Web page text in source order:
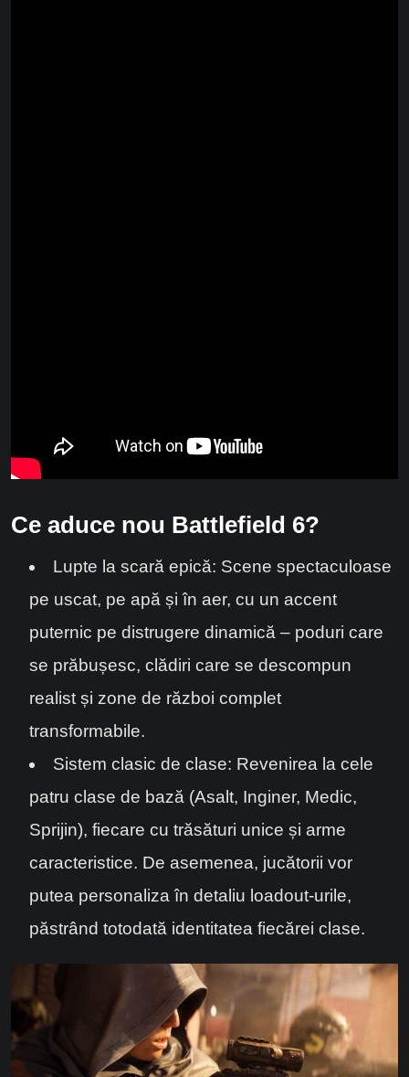
Ce aduce nou Battlefield 6?
Lupte la scară epică: Scene spectaculoase
pe uscat, pe apă și în aer, cu un accent
puternic pe distrugere dinamică – poduri care
se prăbușesc, clădiri care se descompun
realist și zone de război complet
transformabile.
Sistem clasic de clase: Revenirea la cele
patru clase de bază (Asalt, Inginer, Medic,
Sprijin), fiecare cu trăsături unice și arme
caracteristice. De asemenea, jucătorii vor
putea personaliza în detaliu loadout-urile,
păstrând totodată identitatea fiecărei clase.